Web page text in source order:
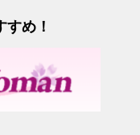
め！